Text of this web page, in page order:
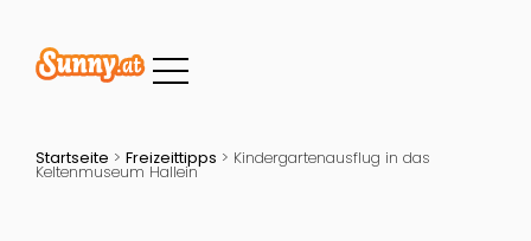
Startseite > Freizeittipps > Kindergartenausflug in das
Keltenmuseum Hallein